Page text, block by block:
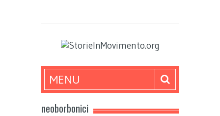
MENU
neoborbonici